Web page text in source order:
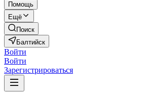
Помощь
Ещё
Поиск
Балтийск
Войти
Войти
Зарегистрироваться